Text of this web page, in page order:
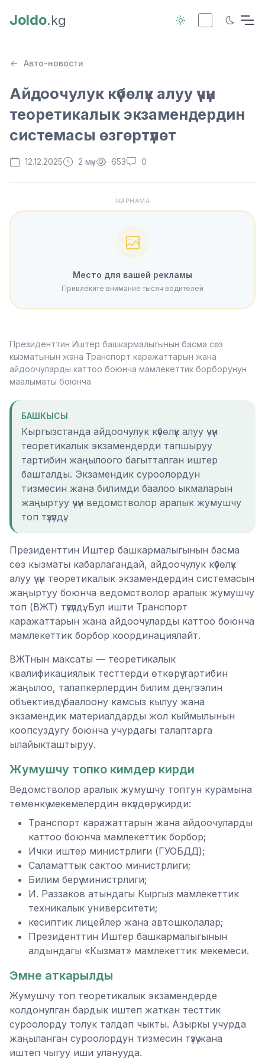
Joldo.kg
Авто-новости
Айдоочулук күбөлүк алуу үчүн
теоретикалык экзамендердин
системасы өзгөртүлөт
12.12.2025 2 мүн 653 0
ЖАРНАМА
Место для вашей рекламы
Привлеките внимание тысяч водителей
Президенттин Иштер башкармалыгынын басма сөз
кызматынын жана Транспорт каражаттарын жана
айдоочуларды каттоо боюнча мамлекеттик борборунун
маалыматы боюнча
БАШКЫСЫ
Кыргызстанда айдоочулук күбөлүк алуу үчүн
теоретикалык экзамендерди тапшыруу
тартибин жаңылоого багытталган иштер
башталды. Экзамендик суроолордун
тизмесин жана билимди баалоо ыкмаларын
жаңыртуу үчүн ведомстволор аралык жумушчу
топ түзүлдү.
Президенттин Иштер башкармалыгынын басма
сөз кызматы кабарлагандай, айдоочулук күбөлүк
алуу үчүн теоретикалык экзамендердин системасын
жаңыртуу боюнча ведомстволор аралык жумушчу
топ (ВЖТ) түзүлдү. Бул ишти Транспорт
каражаттарын жана айдоочуларды каттоо боюнча
мамлекеттик борбор координациялайт.
ВЖТнын максаты — теоретикалык
квалификациялык тесттерди өткөрүү тартибин
жаңылоо, талапкерлердин билим деңгээлин
объективдүү баалоону камсыз кылуу жана
экзамендик материалдарды жол кыймылынын
коопсуздугу боюнча учурдагы талаптарга
ылайыкташтыруу.
Жумушчу топко кимдер кирди
Ведомстволор аралык жумушчу топтун курамына
төмөнкү мекемелердин өкүлдөрү кирди:
Транспорт каражаттарын жана айдоочуларды
каттоо боюнча мамлекеттик борбор;
Ички иштер министрлиги (ГУОБДД);
Саламаттык сактоо министрлиги;
Билим берүү министрлиги;
И. Раззаков атындагы Кыргыз мамлекеттик
техникалык университети;
кесиптик лицейлер жана автошколалар;
Президенттин Иштер башкармалыгынын
алдындагы «Кызмат» мамлекеттик мекемеси.
Эмне аткарылды
Жумушчу топ теоретикалык экзамендерде
колдонулган бардык иштеп жаткан тесттик
суроолорду толук талдап чыкты. Азыркы учурда
жаңыланган суроолордун тизмесин түзүү жана
иштеп чыгуу иши уланууда.